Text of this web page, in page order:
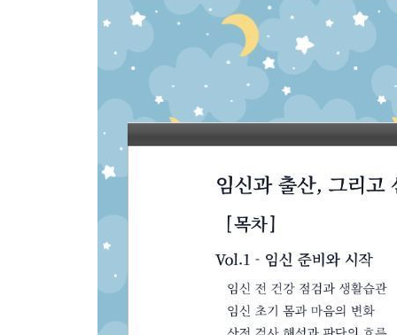
출산 전 배우자, 가족의 역할
출산 의료 트렌드와 안전 기준
산후 회복 단계별 몸 관리
산후 정서 변화와 마음 관리
수유와 신생아 돌봄 기초
산후 흔한 불편감과 관리 기준
산후조리원 생활과 회복 준비
산후 회복 운동과 마음 안정
골반저근 재활과 복부 회복
산후 체형 변화와 건강관리
배우자의 심리 변화와 적응
산후 검진과 피임, 성생활 재개